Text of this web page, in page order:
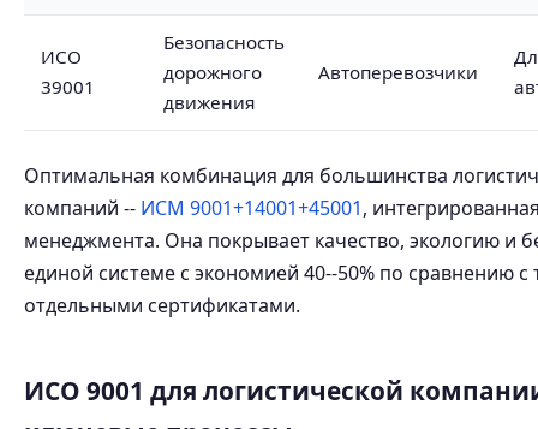
ИСО
39001
Безопасность
дорожного
движения
Автоперевозчики
Оптимальная комбинация для большинства
компаний -- ИСМ 9001+14001+45001,
менеджмента. Она покрывает качество, экологию и
единой системе с экономией 40--50% по сравнению с
отдельными сертификатами.
ИСО 9001 для логистической